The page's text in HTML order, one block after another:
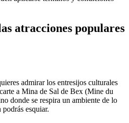
atracciones populares
admirar los entresijos culturales
a Mina de Sal de Bex (Mine du
donde se respira un ambiente de lo
esquiar.